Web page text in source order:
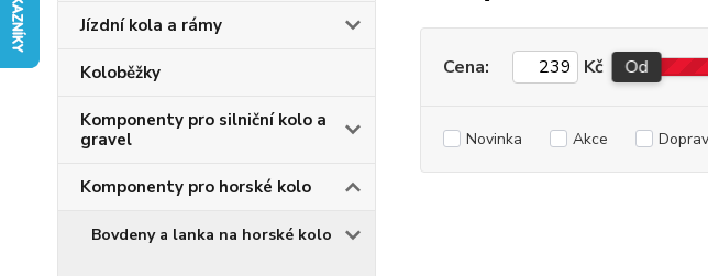
Jízdní kola a rámy
Koloběžky
Komponenty pro silniční kolo a
gravel
Komponenty pro horské kolo
Bovdeny a lanka na horské kolo
Cena: Kč Od
Novinka Akce